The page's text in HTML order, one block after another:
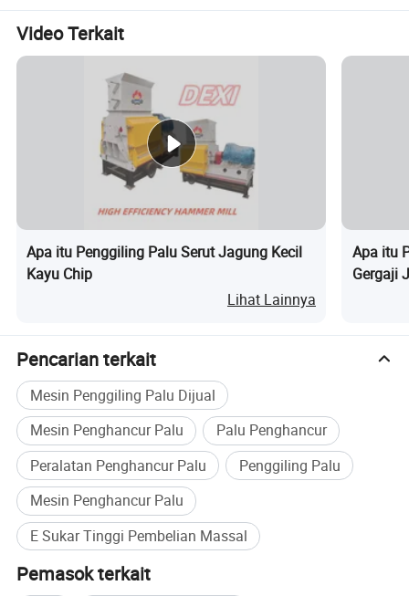
Penggiling yang sangat efisien seri GXP
banyak digunakan untuk menggiling
berbagai macam bahan biomas menjadi
Video Terkait
Apa itu Penggiling Palu Serut Jagung Kecil
Kayu Chip
Lihat Lainnya
Apa itu
Gergaji
Pencarian terkait
Mesin Penggiling Palu Dijual
Mesin Penghancur Palu
Palu Penghancur
Peralatan Penghancur Palu
Penggiling Palu
Mesin Penghancur Palu
E Sukar Tinggi Pembelian Massal
Pemasok terkait